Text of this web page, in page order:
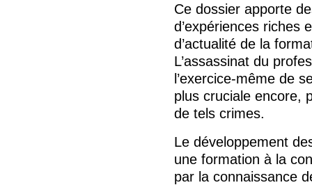
Ce dossier apporte
d’expériences riches
d’actualité de la
L’assassinat du
l’exercice-même de
plus cruciale encore,
de tels crimes.
Le développement
une formation à la
par la connaissance